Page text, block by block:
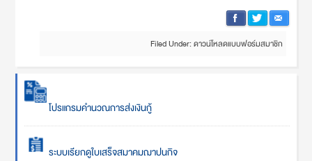
Filed Under:ดาวน์โหลดแบบฟอร์มสมาชิก
โปรแกรมคำนวณการส่งเงินกู้
ระบบเรียกดูใบเสร็จสมาคมฌาปนกิจ